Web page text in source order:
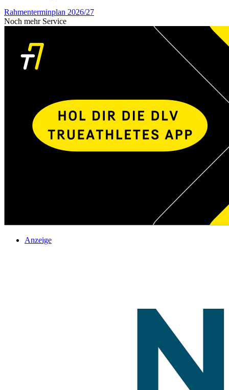
Rahmenterminplan 2026/27
Noch mehr Service
Anzeige